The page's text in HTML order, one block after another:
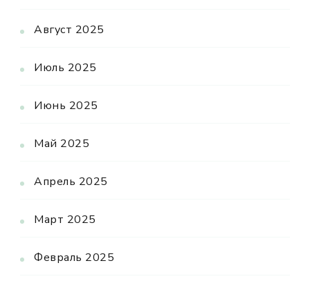
Август 2025
Июль 2025
Июнь 2025
Май 2025
Апрель 2025
Март 2025
Февраль 2025